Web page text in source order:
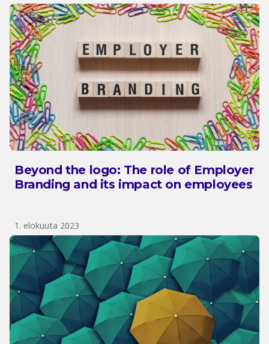
Beyond the logo: The role of Employer
Branding and its impact on employees
1. elokuuta 2023